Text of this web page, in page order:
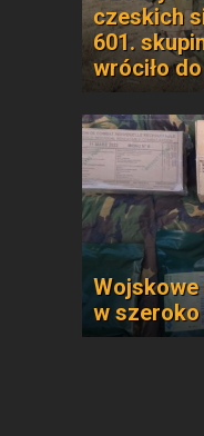
czeskich
601.
wróciło
w